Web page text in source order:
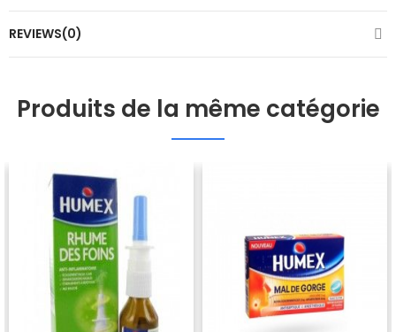
REVIEWS(0)
Produits de la même catégorie